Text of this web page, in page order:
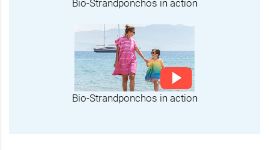
Bio-Strandponchos in action
Bio-Strandponchos in action